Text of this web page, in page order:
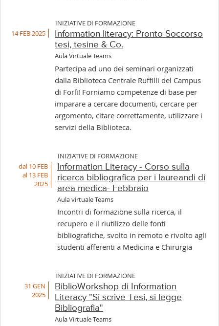
INIZIATIVE DI FORMAZIONE
14 FEB 2025
Information literacy: Pronto Soccorso
tesi, tesine & Co.
Aula Virtuale Teams
Partecipa ad uno dei seminari organizzati
dalla Biblioteca Centrale Ruffilli del Campus
di Forlì! Forniamo competenze di base per
imparare a cercare documenti, cercare per
argomento, citare correttamente, utilizzare i
servizi della Biblioteca.
INIZIATIVE DI FORMAZIONE
dal 10 FEB
al 13 FEB
2025
Information Literacy - Corso sulla
ricerca bibliografica per i laureandi di
area medica- Febbraio
Aula virtuale Teams
Incontri di formazione sulla ricerca, il
recupero e il riutilizzo delle fonti
bibliografiche, svolto in remoto e rivolto agli
studenti afferenti a Medicina e Chirurgia
INIZIATIVE DI FORMAZIONE
31 GEN
2025
BiblioWorkshop di Information
Literacy "Si scrive Tesi, si legge
Bibliografia"
Aula Virtuale Teams